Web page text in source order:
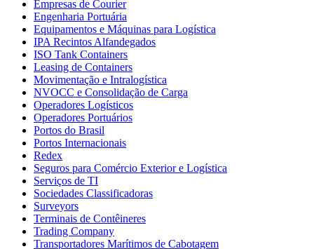
Empresas de Courier
Engenharia Portuária
Equipamentos e Máquinas para Logística
IPA Recintos Alfandegados
ISO Tank Containers
Leasing de Containers
Movimentação e Intralogística
NVOCC e Consolidação de Carga
Operadores Logísticos
Operadores Portuários
Portos do Brasil
Portos Internacionais
Redex
Seguros para Comércio Exterior e Logística
Serviços de TI
Sociedades Classificadoras
Surveyors
Terminais de Contêineres
Trading Company
Transportadores Marítimos de Cabotagem